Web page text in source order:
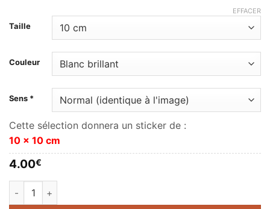
24.00€
Taille
Couleur
Sens *
EFFACER
Cette sélection donnera un sticker de :
10 x 10 cm
4.00€
quantité de King JDM couronne